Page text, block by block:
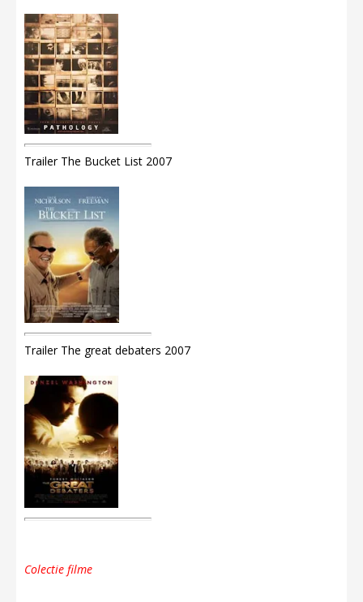
Trailer The Bucket List 2007
Trailer The great debaters 2007
Colectie filme